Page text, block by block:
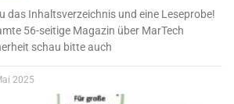
das Inhaltsverzeichnis und eine Leseprobe!
56-seitige Magazin über MarTech
schau bitte auch
2025